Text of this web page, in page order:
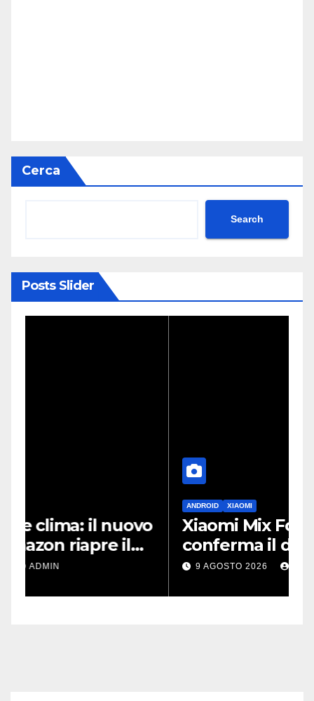
Cerca
Search
Posts Slider
Xiaomi Mix Fold 5, un leak
conferma il design a
passaporto e HyperOS 4
9 AGOSTO 2026